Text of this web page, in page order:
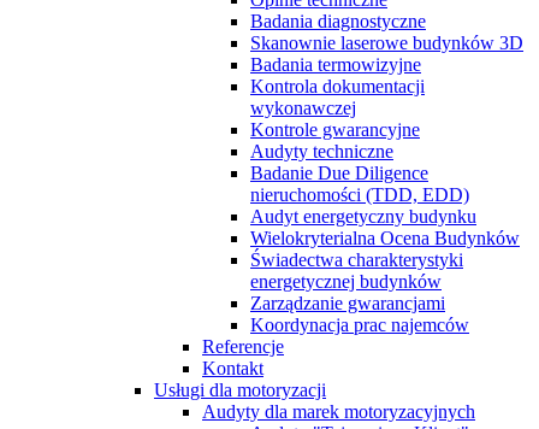
Badania diagnostyczne
Skanownie laserowe budynków 3D
Badania termowizyjne
Kontrola dokumentacji
wykonawczej
Kontrole gwarancyjne
Audyty techniczne
Badanie Due Diligence
nieruchomości (TDD, EDD)
Audyt energetyczny budynku
Wielokryterialna Ocena Budynków
Świadectwa charakterystyki
energetycznej budynków
Zarządzanie gwarancjami
Koordynacja prac najemców
Referencje
Kontakt
Usługi dla motoryzacji
Audyty dla marek motoryzacyjnych